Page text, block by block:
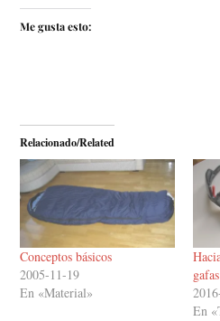
Me gusta esto:
Relacionado/Related
Conceptos básicos
2005-11-19
En «Material»
En